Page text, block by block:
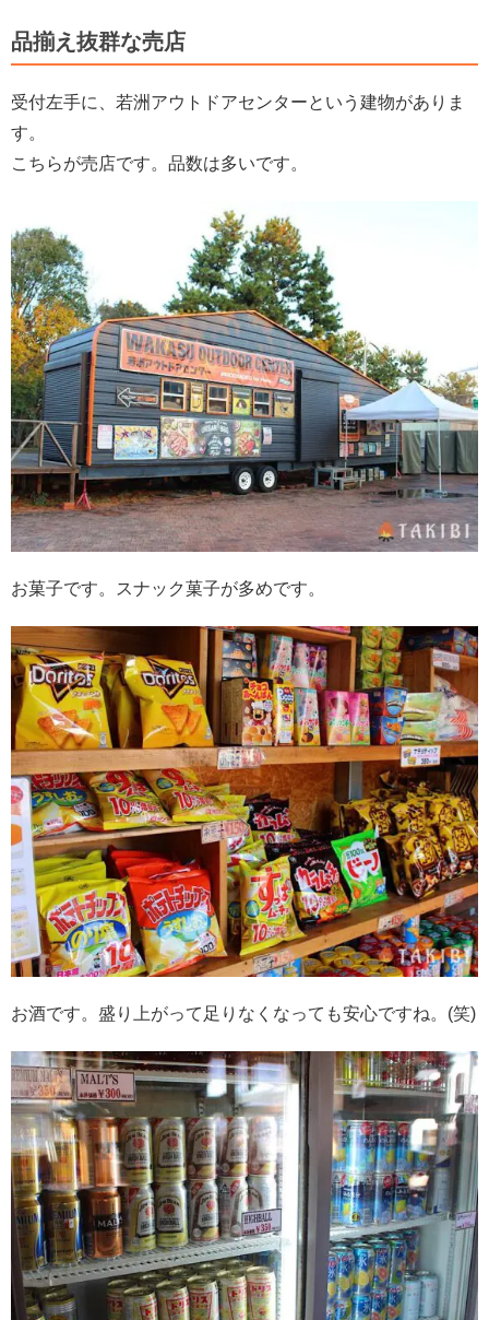
品揃え抜群な売店
受付左手に、若洲アウトドアセンターという建物がありま
す。
こちらが売店です。品数は多いです。
お菓子です。スナック菓子が多めです。
お酒です。盛り上がって足りなくなっても安心ですね。(笑)